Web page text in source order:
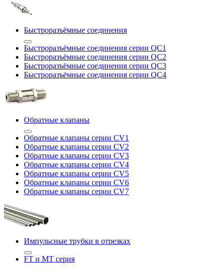
Быстроразъёмные соединения
Быстроразъёмные соединения серии QC1
Быстроразъёмные соединения серии QC2
Быстроразъёмные соединения серии QC3
Быстроразъёмные соединения серии QC4
Обратные клапаны
Обратные клапаны серии CV1
Обратные клапаны серии CV2
Обратные клапаны серии CV3
Обратные клапаны серии CV4
Обратные клапаны серии CV5
Обратные клапаны серии CV6
Обратные клапаны серии CV7
Импульсные трубки в отрезках
FT и MT серия